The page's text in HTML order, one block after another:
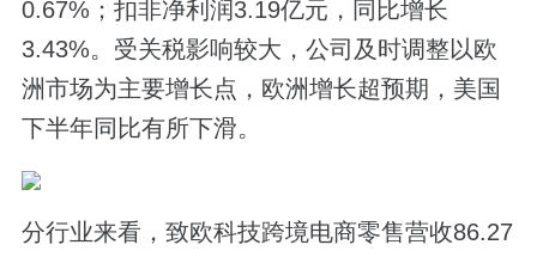
0.67%；扣非净利润3.19亿元，同比增长
3.43%。受关税影响较大，公司及时调整以欧
洲市场为主要增长点，欧洲增长超预期，美国
下半年同比有所下滑。
分行业来看，致欧科技跨境电商零售营收86.27